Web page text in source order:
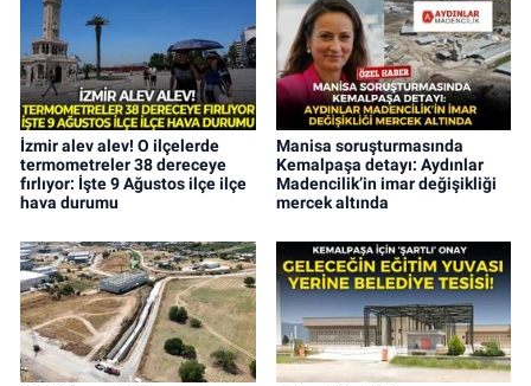
İzmir alev alev! O ilçelerde
termometreler 38 dereceye
fırlıyor: İşte 9 Ağustos ilçe ilçe
hava durumu
Manisa soruşturmasında
Kemalpaşa detayı: Aydınlar
Madencilik’in imar değişikliği
mercek altında